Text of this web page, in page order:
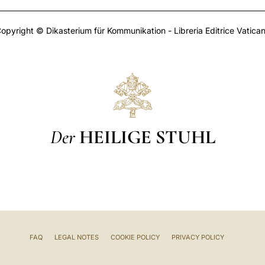
© Dikasterium für Kommunikation - Libreria Editrice
Der HEILIGE STUHL
FAQ LEGAL NOTES COOKIE POLICY PRIVACY POLICY